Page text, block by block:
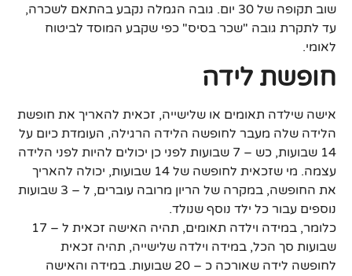
שוב תקופה של 30 יום. גובה הגמלה נקבע בהתאם לשכרה,
עד לתקרת גובה "שכר בסיס" כפי שקבע המוסד לביטוח
לאומי.
חופשת לידה
אישה שילדה תאומים או שלישייה, זכאית להאריך את חופשת
הלידה שלה מעבר לחופשה הלידה הרגילה, העומדת כיום על
14 שבועות, כש – 7 שבועות לפני כן יכולים להיות לפני הלידה
עצמה. מי שזכאית לחופשה של 14 שבועות, יכולה להאריך
את החופשה, במקרה של הריון מרובה עוברים, ל – 3 שבועות
נוספים עבור כל ילד נוסף שנולד.
כלומר, במידה וילדה תאומים, תהיה האישה זכאית ל – 17
שבועות סך הכל, במידה וילדה שלישייה, תהיה זכאית
לחופשה לידה שאורכה כ – 20 שבועות. במידה והאישה